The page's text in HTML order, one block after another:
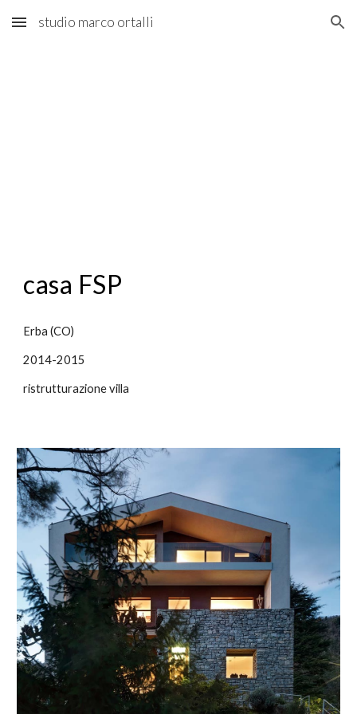
Skip to main content Skip to navigation
studio marco ortalli
casa FSP
Erba (CO)
2014-2015
ristrutturazione villa